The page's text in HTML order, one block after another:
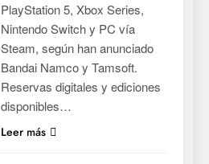
PlayStation 5, Xbox Series,
Nintendo Switch y PC vía
Steam, según han anunciado
Bandai Namco y Tamsoft.
Reservas digitales y ediciones
disponibles…
Leer más